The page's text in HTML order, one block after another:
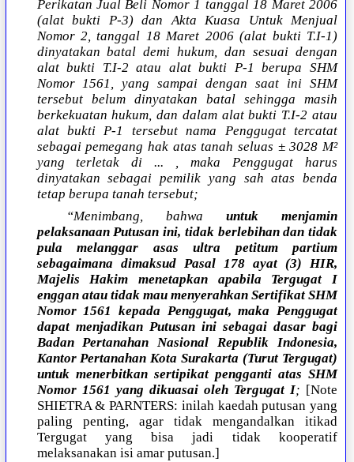
Perikatan Jual Beli Nomor 1 tanggal 18 Maret 2006
(alat bukti P-3) dan Akta Kuasa Untuk Menjual
Nomor 2, tanggal 18 Maret 2006 (alat bukti T.I-1)
dinyatakan batal demi hukum, dan sesuai dengan
alat bukti T.I-2 atau alat bukti P-1 berupa SHM
Nomor 1561, yang sampai dengan saat ini SHM
tersebut belum dinyatakan batal sehingga masih
berkekuatan hukum, dan dalam alat bukti T.I-2 atau
alat bukti P-1 tersebut nama Penggugat tercatat
sebagai pemegang hak atas tanah seluas ± 3028 M²
yang terletak di ... , maka Penggugat harus
dinyatakan sebagai pemilik yang sah atas benda
tetap berupa tanah tersebut;
“Menimbang, bahwauntuk menjamin
pelaksanaan Putusan ini, tidak berlebihan dan tidak
pula melanggar asas ultra petitum partium
sebagaimana dimaksud Pasal 178 ayat (3) HIR,
Majelis Hakim menetapkan apabila Tergugat I
enggan atau tidak mau menyerahkan Sertifikat SHM
Nomor 1561 kepada Penggugat, maka Penggugat
dapat menjadikan Putusan ini sebagai dasar bagi
Badan Pertanahan Nasional Republik Indonesia,
Kantor Pertanahan Kota Surakarta (Turut Tergugat)
untuk menerbitkan sertipikat pengganti atas SHM
Nomor 1561 yang dikuasai oleh Tergugat I; [Note
SHIETRA & PARNTERS: inilah kaedah putusan yang
paling penting, agar tidak mengandalkan itikad
Tergugat yang bisa jadi tidak kooperatif
melaksanakan isi amar putusan.]